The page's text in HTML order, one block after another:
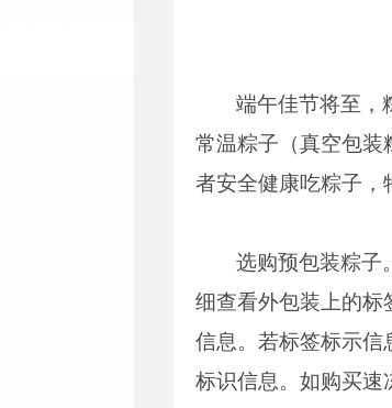
端午佳节将至，
常温粽子（真空包装
者安全健康吃粽子，
选购预包装粽子
细查看外包装上的标
信息。若标签标示信
标识信息。如购买速